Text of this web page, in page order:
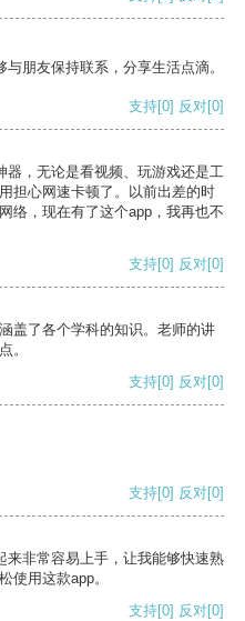
朋友保持联系，分享生活点滴。
支持[0] 反对[0]
器，无论是看视频、玩游戏还是工
担心网速卡顿了。以前出差的时
络，现在有了这个app，我再也不
支持[0] 反对[0]
盖了各个学科的知识。老师的讲
。
支持[0] 反对[0]
支持[0] 反对[0]
来非常容易上手，让我能够快速熟
使用这款app。
支持[0] 反对[0]